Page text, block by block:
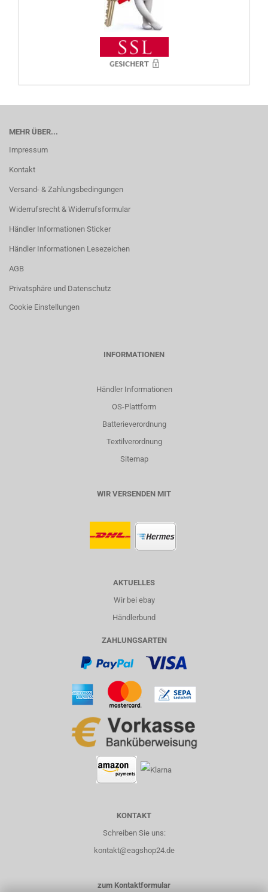
MEHR ÜBER...
Impressum
Kontakt
Versand- & Zahlungsbedingungen
Widerrufsrecht & Widerrufsformular
Händler Informationen Sticker
Händler Informationen Lesezeichen
AGB
Privatsphäre und Datenschutz
Cookie Einstellungen
INFORMATIONEN
Händler Informationen
OS-Plattform
Batterieverordnung
Textilverordnung
Sitemap
WIR VERSENDEN MIT
AKTUELLES
Wir bei ebay
Händlerbund
ZAHLUNGSARTEN
KONTAKT
Schreiben Sie uns:
kontakt@eagshop24.de
zum Kontaktformular